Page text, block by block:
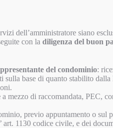
dell’amministratore siano
con la diligenza del buon
del condominio:
sulla base di quanto stabilito
a mezzo di raccomandata, PEC,
previo appuntamento o sul
art. 1130 codice civile, e dei